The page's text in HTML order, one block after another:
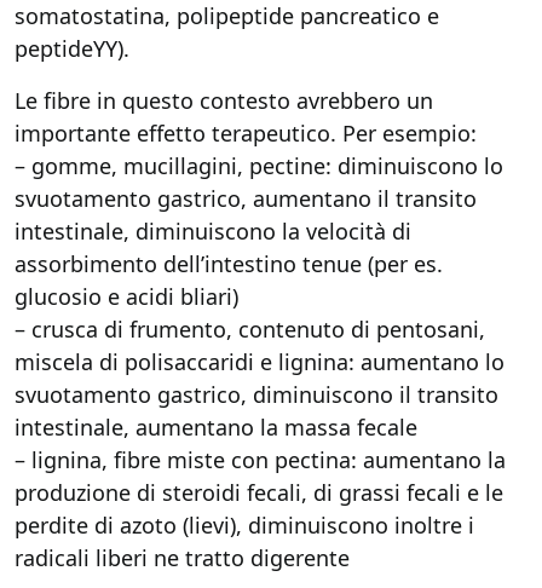
somatostatina, polipeptide pancreatico e
peptideYY).
Le fibre in questo contesto avrebbero un
importante effetto terapeutico. Per esempio:
– gomme, mucillagini, pectine: diminuiscono lo
svuotamento gastrico, aumentano il transito
intestinale, diminuiscono la velocità di
assorbimento dell’intestino tenue (per es.
glucosio e acidi bliari)
– crusca di frumento, contenuto di pentosani,
miscela di polisaccaridi e lignina: aumentano lo
svuotamento gastrico, diminuiscono il transito
intestinale, aumentano la massa fecale
– lignina, fibre miste con pectina: aumentano la
produzione di steroidi fecali, di grassi fecali e le
perdite di azoto (lievi), diminuiscono inoltre i
radicali liberi ne tratto digerente